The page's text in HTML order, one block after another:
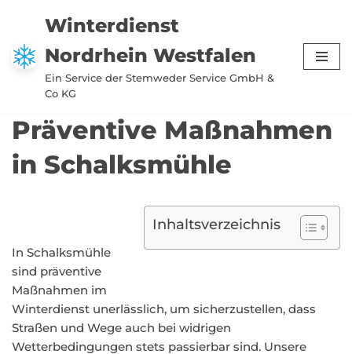
Zum
Inhalt
springen
Winterdienst
Nordrhein Westfalen
Ein Service der Stemweder Service GmbH &
Co KG
Präventive Maßnahmen
in Schalksmühle
Inhaltsverzeichnis
In Schalksmühle
sind präventive
Maßnahmen im
Winterdienst unerlässlich, um sicherzustellen, dass
Straßen und Wege auch bei widrigen
Wetterbedingungen stets passierbar sind. Unsere